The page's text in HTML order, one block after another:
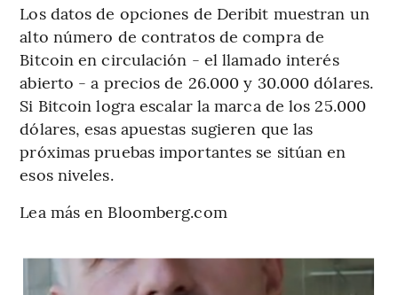
Los datos de opciones de Deribit muestran un
alto número de contratos de compra de
Bitcoin en circulación - el llamado interés
abierto - a precios de 26.000 y 30.000 dólares.
Si Bitcoin logra escalar la marca de los 25.000
dólares, esas apuestas sugieren que las
próximas pruebas importantes se sitúan en
esos niveles.
Lea más en Bloomberg.com